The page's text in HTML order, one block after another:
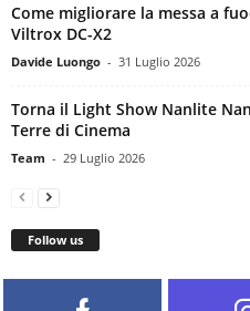
Come migliorare la messa a
Viltrox DC-X2
Davide Luongo - 31 Luglio 2026
Torna il Light Show Nanlite
Terre di Cinema
Team - 29 Luglio 2026
Follow us